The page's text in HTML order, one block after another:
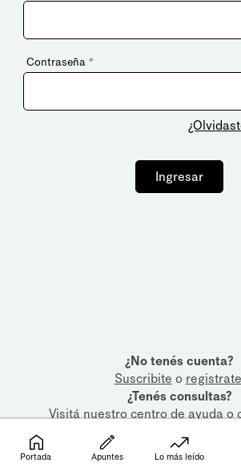
Contraseña *
Ingresar
¿No tenés cuenta?
Suscribite o registrate
¿Tenés consultas?
Visitá nuestrocentro de ayudao
Portada Apuntes Lo más leído